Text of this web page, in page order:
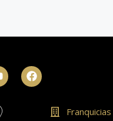
Franquicias